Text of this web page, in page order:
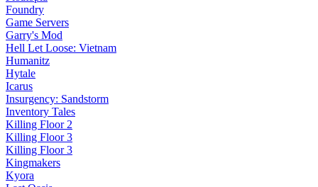
Foundry
Game Servers
Garry's Mod
Hell Let Loose: Vietnam
Humanitz
Hytale
Icarus
Insurgency: Sandstorm
Inventory Tales
Killing Floor 2
Killing Floor 3
Killing Floor 3
Kingmakers
Kyora